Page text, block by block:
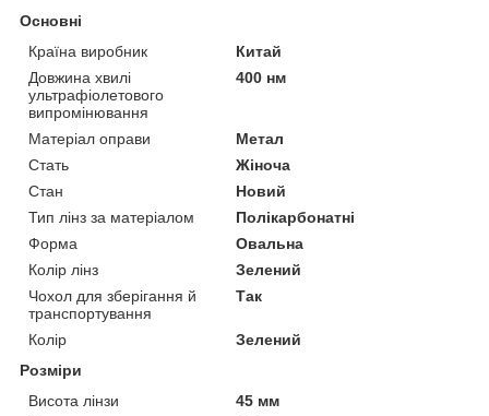
Основні
Країна виробник
Китай
Довжина хвилі
ультрафіолетового
випромінювання
400 нм
Матеріал оправи
Метал
Стать
Жіноча
Стан
Новий
Тип лінз за матеріалом
Полікарбонатні
Форма
Овальна
Колір лінз
Зелений
Чохол для зберігання й
транспортування
Так
Колір
Зелений
Розміри
Висота лінзи
45 мм